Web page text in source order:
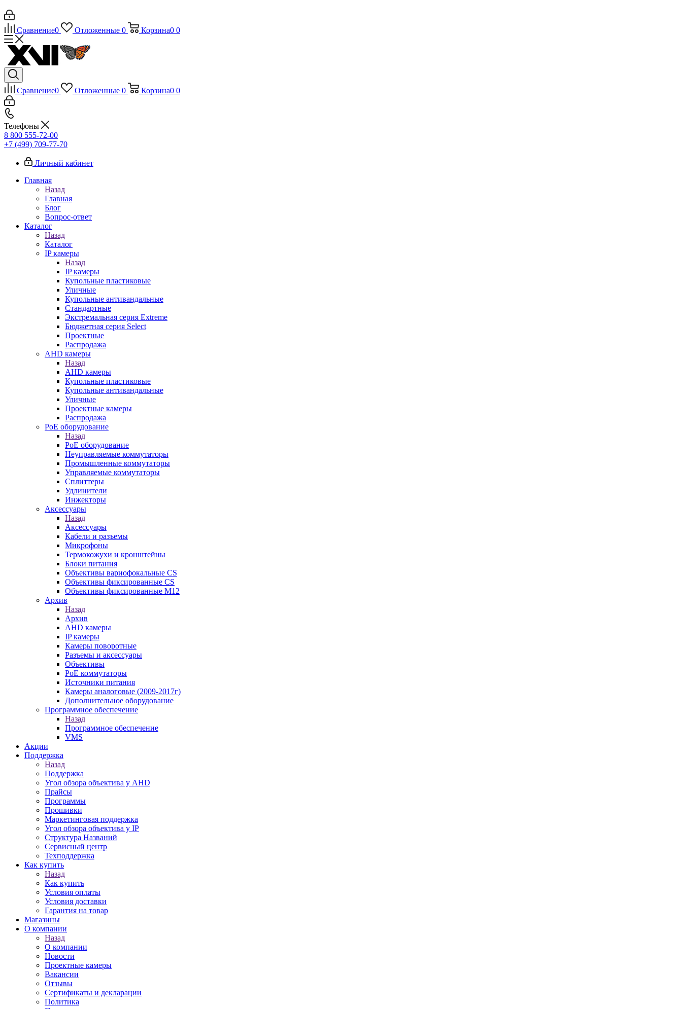
Сравнение0 Отложенные 0 Корзина0 0
Сравнение0 Отложенные 0 Корзина0 0
Телефоны
8 800 555-72-00
+7 (499) 709-77-70
Личный кабинет
Главная
Назад
Главная
Блог
Вопрос-ответ
Каталог
Назад
Каталог
IP камеры
Назад
IP камеры
Купольные пластиковые
Уличные
Купольные антивандальные
Стандартные
Экстремальная серия Extreme
Бюджетная серия Select
Проектные
Распродажа
AHD камеры
Назад
AHD камеры
Купольные пластиковые
Купольные антивандальные
Уличные
Проектные камеры
Распродажа
PoE оборудование
Назад
PoE оборудование
Неуправляемые коммутаторы
Промышленные коммутаторы
Управляемые коммутаторы
Сплиттеры
Удлинители
Инжекторы
Аксессуары
Назад
Аксессуары
Кабели и разъемы
Микрофоны
Термокожухи и кронштейны
Блоки питания
Объективы вариофокальные CS
Объективы фиксированные CS
Объективы фиксированные М12
Архив
Назад
Архив
AHD камеры
IP камеры
Камеры поворотные
Разъемы и аксессуары
Объективы
PoE коммутаторы
Источники питания
Камеры аналоговые (2009-2017г)
Дополнительное оборудование
Программное обеспечение
Назад
Программное обеспечение
VMS
Акции
Поддержка
Назад
Поддержка
Угол обзора объектива у AHD
Прайсы
Программы
Прошивки
Маркетинговая поддержка
Угол обзора объектива у IP
Структура Названий
Сервисный центр
Техподдержка
Как купить
Назад
Как купить
Условия оплаты
Условия доставки
Гарантия на товар
Магазины
О компании
Назад
О компании
Новости
Проектные камеры
Вакансии
Отзывы
Сертификаты и декларации
Политика